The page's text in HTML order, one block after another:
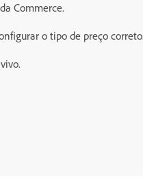
Commerce.
o tipo de preço correto.